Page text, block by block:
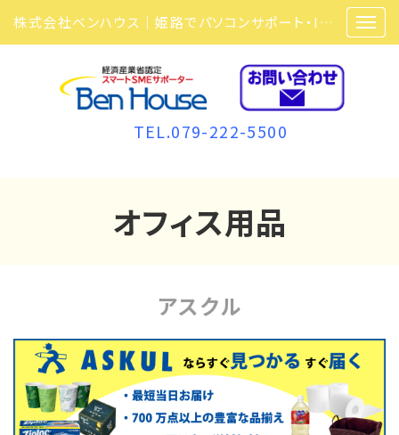
株式会社ベンハウス｜姫路でパソコンサポート・ITサポート・ITセキュリティ・複合機・ビジネスフォンなら弊社にお任せ
TEL.079-222-5500
オフィス用品
アスクル